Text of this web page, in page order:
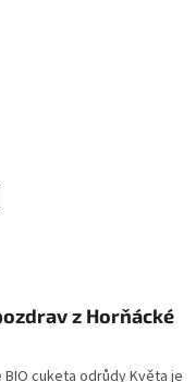
z Horňácké
cuketa odrůdy Květa je